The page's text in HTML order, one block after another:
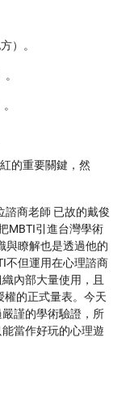
）。
的重要關鍵，然
諮商老師 已故的戴俊
MBTI引進台灣學術
與瞭解也是透過他的
不但運用在心理諮商
內部大量使用，且
權的正式量表。今天
謹的學術驗證，所
當作好玩的心理遊